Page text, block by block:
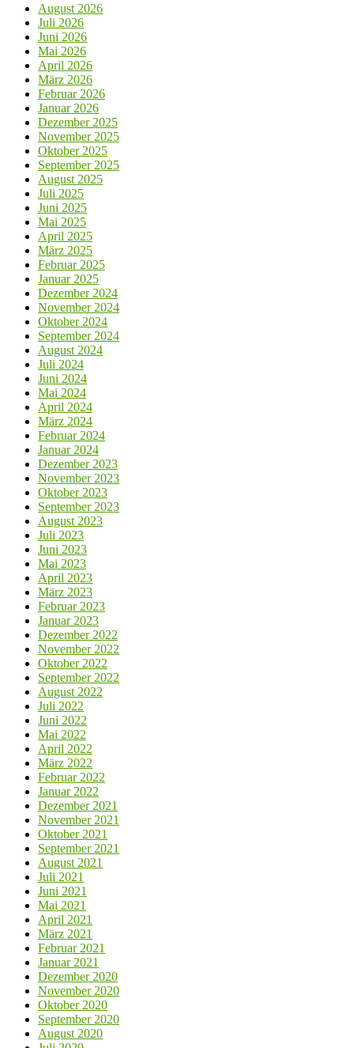
August 2026
Juli 2026
Juni 2026
Mai 2026
April 2026
März 2026
Februar 2026
Januar 2026
Dezember 2025
November 2025
Oktober 2025
September 2025
August 2025
Juli 2025
Juni 2025
Mai 2025
April 2025
März 2025
Februar 2025
Januar 2025
Dezember 2024
November 2024
Oktober 2024
September 2024
August 2024
Juli 2024
Juni 2024
Mai 2024
April 2024
März 2024
Februar 2024
Januar 2024
Dezember 2023
November 2023
Oktober 2023
September 2023
August 2023
Juli 2023
Juni 2023
Mai 2023
April 2023
März 2023
Februar 2023
Januar 2023
Dezember 2022
November 2022
Oktober 2022
September 2022
August 2022
Juli 2022
Juni 2022
Mai 2022
April 2022
März 2022
Februar 2022
Januar 2022
Dezember 2021
November 2021
Oktober 2021
September 2021
August 2021
Juli 2021
Juni 2021
Mai 2021
April 2021
März 2021
Februar 2021
Januar 2021
Dezember 2020
November 2020
Oktober 2020
September 2020
August 2020